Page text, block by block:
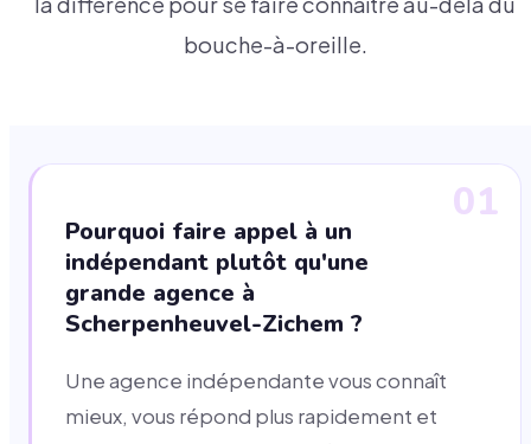
bouche-à-oreille.
01
Pourquoi faire appel à un
indépendant plutôt qu'une
grande agence à
Scherpenheuvel-Zichem ?
Une agence indépendante vous connaît
mieux, vous répond plus rapidement et